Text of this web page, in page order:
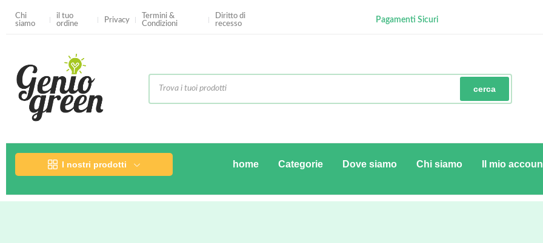
Chi
siamo
il tuo
ordine
Privacy
Termini &
Condizioni
Diritto di
recesso
Ritiro in negozio gratuito
cerca
I nostri prodotti home Categorie Dove siamo Chi siamo Il mio